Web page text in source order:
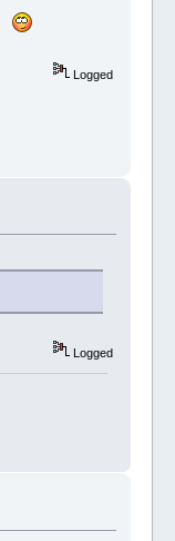
Logged
Logged